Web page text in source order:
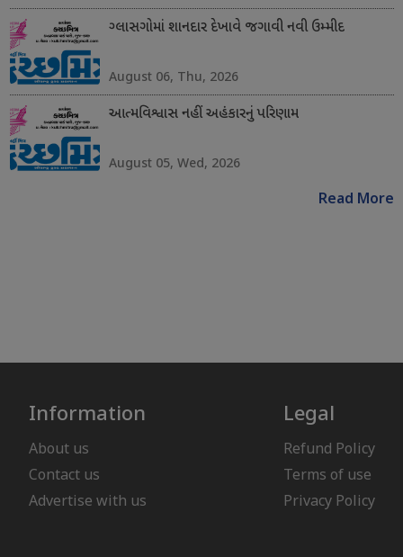
ગ્લાસગોમાં શાનદાર દેખાવે જગાવી નવી ઉમ્મીદ
August 06, Thu, 2026
આત્મવિશ્વાસ નહીં અહંકારનું પરિણામ
August 05, Wed, 2026
Read More
Information
About us
Contact us
Advertise with us
Legal
Refund Policy
Terms of use
Privacy Policy